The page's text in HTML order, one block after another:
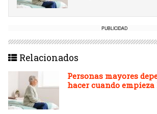
PUBLICIDAD
Relacionados
Personas mayores
hacer cuando